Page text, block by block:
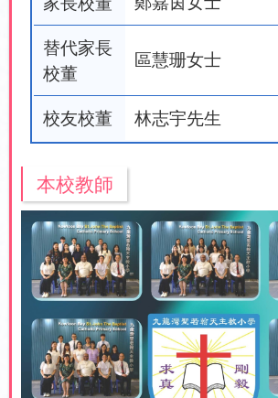
替代家長
校董
區慧珊女士
校友校董 林志宇先生
本校教師